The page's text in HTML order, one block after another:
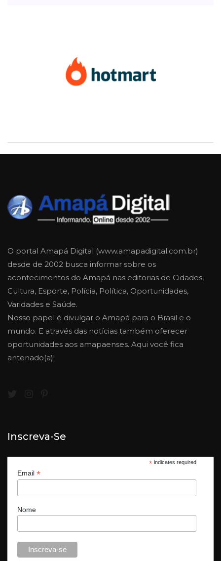
O portal Amapá Digital (www.amapadigital.com.br)
desde de 2002 busca informar sobre os
acontecimentos do Amapá nas editorias de Cidades,
Cultura, Esporte, Polícia, Política, Oportunidades,
Varidades e Saúde.
Nosso papel é divulgar o Amapá para o Brasil e o
mundo. E através das notícias também oferecer
oportunidades aos amapaenses. Aqui você fica
antenado(a)!
Inscreva-Se
*indicates required
Email *
Nome